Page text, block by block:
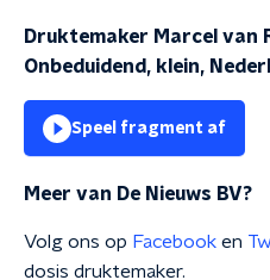
Druktemaker Marcel van
Onbeduidend, klein,
Speel fragment af
Meer van De Nieuws BV?
Volg ons op Facebook en
dosis druktemaker.